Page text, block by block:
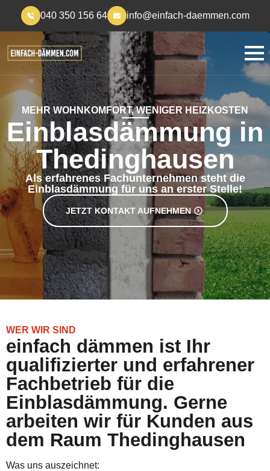
040 350 156 64 info@einfach-daemmen.com
MEHR WOHNKOMFORT, WENIGER HEIZKOSTEN
Einblasdämmung in
Thedinghausen
Als erfahrenes Fachunternehmen steht die
Einblasdämmung für uns an erster Stelle!
JETZT KONTAKT AUFNEHMEN
WER WIR SIND
einfach dämmen ist Ihr
qualifizierter und erfahrener
Fachbetrieb für die
Einblasdämmung. Gerne
arbeiten wir für Kunden aus
dem Raum Thedinghausen
Was uns auszeichnet: